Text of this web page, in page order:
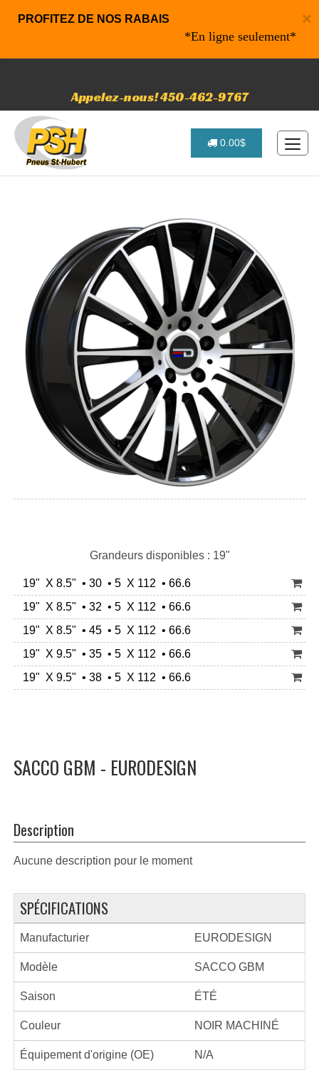
×
PROFITEZ DE NOS RABAIS
*En ligne seulement* 10%
Appelez-nous! 450-462-9767
0.00$
Grandeurs disponibles : 19"
19" X 8.5" • 30 • 5 X 112 • 66.6
19" X 8.5" • 32 • 5 X 112 • 66.6
19" X 8.5" • 45 • 5 X 112 • 66.6
19" X 9.5" • 35 • 5 X 112 • 66.6
19" X 9.5" • 38 • 5 X 112 • 66.6
SACCO GBM - EURODESIGN
Description
Aucune description pour le moment
SPÉCIFICATIONS
Manufacturier EURODESIGN
Modèle SACCO GBM
Saison ÉTÉ
Couleur NOIR MACHINÉ
Équipement d'origine (OE) N/A